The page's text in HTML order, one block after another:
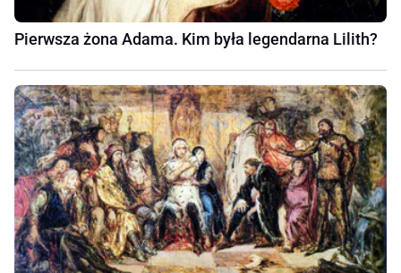
Pierwsza żona Adama. Kim była legendarna Lilith?